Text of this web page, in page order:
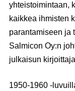
yhteistoimintaan,
kaikkea ihmisten
parantamiseen ja
Salmicon Oy:n
julkaisun
1950-1960 -